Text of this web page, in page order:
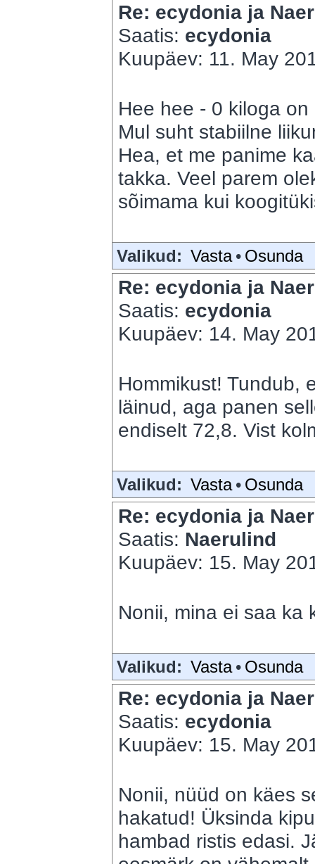
Re: ecydonia ja
Saatis: ecydonia
Kuupäev: 11. May
Hee hee - 0 kiloga
Mul suht stabiilne
Hea, et me panime
takka. Veel parem
sõimama kui
Valikud: Vasta • Osunda
Re: ecydonia ja
Saatis: ecydonia
Kuupäev: 14. May
Hommikust! Tundub,
läinud, aga panen
endiselt 72,8. Vist
Valikud: Vasta • Osunda
Re: ecydonia ja
Saatis: Naerulind
Kuupäev: 15. May
Nonii, mina ei saa ka
Valikud: Vasta • Osunda
Re: ecydonia ja
Saatis: ecydonia
Kuupäev: 15. May
Nonii, nüüd on käes
hakatud! Üksinda
hambad ristis edasi.